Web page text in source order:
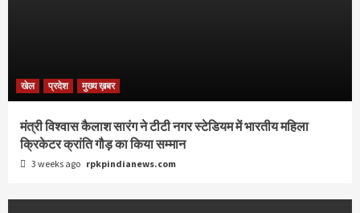
खेल प्रदेश मुख्य ख़बर
मंत्री विश्वास कैलाश सारंग ने टीटी नगर स्टेडियम में भारतीय महिला
क्रिकेटर क्रांति गौड़ का किया सम्मान
3 weeks ago rpkpindianews.com